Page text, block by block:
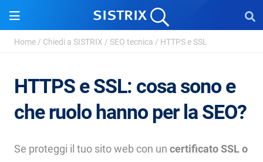
Home / Chiedi a SISTRIX / SEO tecnica / HTTPS e SSL
HTTPS e SSL: cosa sono e
che ruolo hanno per la SEO?
Se proteggi il tuo sito web con un certificato SSL o